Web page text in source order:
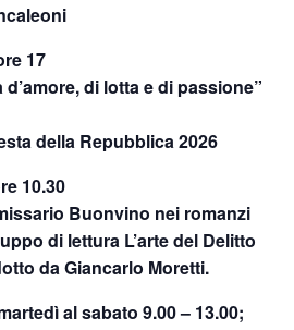
17
di lotta e di passione”
della Repubblica 2026
10.30
Buonvino nei romanzi
di lettura L’arte del Delitto
da Giancarlo Moretti.
al sabato 9.00 – 13.00;